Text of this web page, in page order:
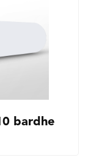
bardhe